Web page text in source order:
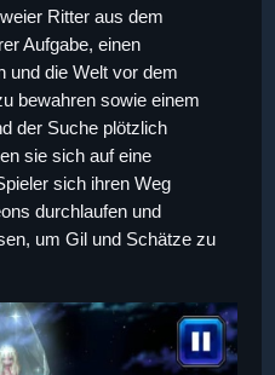
Ritter aus dem
Aufgabe, einen
und die Welt vor dem
bewahren sowie einem
der Suche plötzlich
sie sich auf eine
sich ihren Weg
durchlaufen und
um Gil und Schätze zu